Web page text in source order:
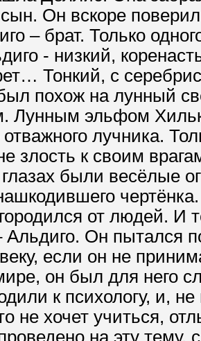
Он вскоре
– брат. Только
- низкий,
Тонкий, с
похож на лунный
Лунным эльфом
отважного лучника.
злость к своим
были весёлые
от людей. И
Альдиго. Он пытался
если он не
он был для него
к психологу, и,
не хочет учиться,
на эту тему,